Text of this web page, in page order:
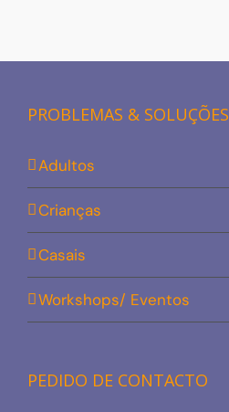
PROBLEMAS & SOLUÇÕES
Adultos
Crianças
Casais
Workshops/ Eventos
PEDIDO DE CONTACTO